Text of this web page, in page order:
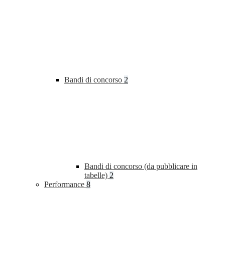
Bandi di concorso 2
Bandi di concorso (da pubblicare in
tabelle) 2
Performance 8